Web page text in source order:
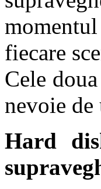
fiecare
Cele
nevoie de
Hard